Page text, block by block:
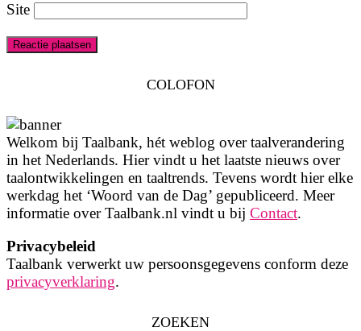
Site
COLOFON
Welkom bij Taalbank, hét weblog over taalverandering
in het Nederlands. Hier vindt u het laatste nieuws over
taalontwikkelingen en taaltrends. Tevens wordt hier elke
werkdag het ‘Woord van de Dag’ gepubliceerd. Meer
informatie over Taalbank.nl vindt u bij Contact.
Privacybeleid
Taalbank verwerkt uw persoonsgegevens conform deze
privacyverklaring.
ZOEKEN